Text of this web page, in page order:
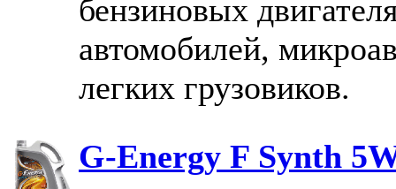
бензиновых
автомобилей,
легких грузовиков.
G-Energy F Synth